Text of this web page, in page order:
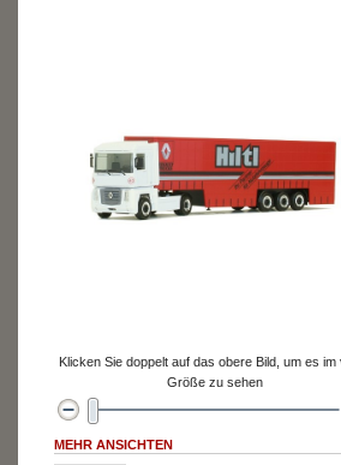
Klicken Sie doppelt auf das obere Bild, um es im
Größe zu sehen
MEHR ANSICHTEN